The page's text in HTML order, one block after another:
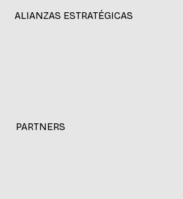
ALIANZAS ESTRATÉGICAS
PARTNERS